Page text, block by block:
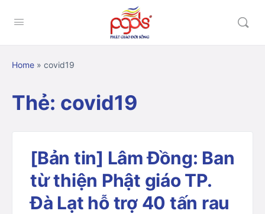
Home » covid19
Thẻ: covid19
[Bản tin] Lâm Đồng: Ban
từ thiện Phật giáo TP.
Đà Lạt hỗ trợ 40 tấn rau